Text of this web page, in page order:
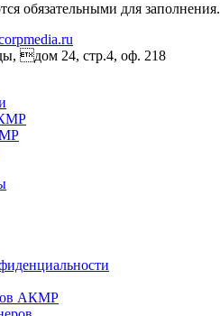
обязательными для заполнения.
дом 24, стр.4, оф. 218
АКМР